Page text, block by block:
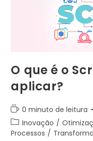
O que é o
aplicar?
Tempo
de
leitura:
0 minuto de leitura
Categoria
do
Inovação /
Processos /